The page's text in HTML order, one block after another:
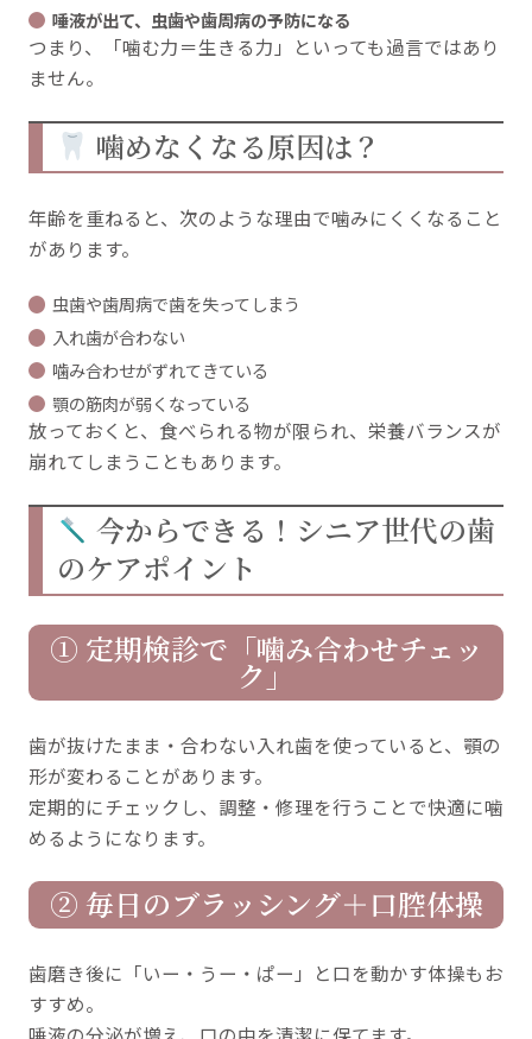
唾液が出て、虫歯や歯周病の予防になる
つまり、「噛む力＝生きる力」といっても過言ではあり
ません。
噛めなくなる原因は？
年齢を重ねると、次のような理由で噛みにくくなること
があります。
虫歯や歯周病で歯を失ってしまう
入れ歯が合わない
噛み合わせがずれてきている
顎の筋肉が弱くなっている
放っておくと、食べられる物が限られ、栄養バランスが
崩れてしまうこともあります。
今からできる！シニア世代の歯
のケアポイント
① 定期検診で「噛み合わせチェッ
ク」
歯が抜けたまま・合わない入れ歯を使っていると、顎の
形が変わることがあります。
定期的にチェックし、調整・修理を行うことで快適に噛
めるようになります。
② 毎日のブラッシング＋口腔体操
歯磨き後に「いー・うー・ぱー」と口を動かす体操もお
すすめ。